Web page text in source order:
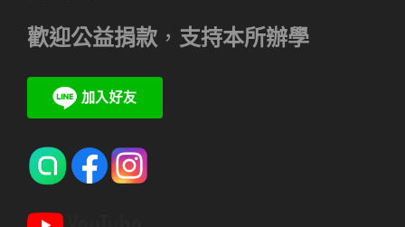
歡迎公益捐款 ， 支持本所辦學